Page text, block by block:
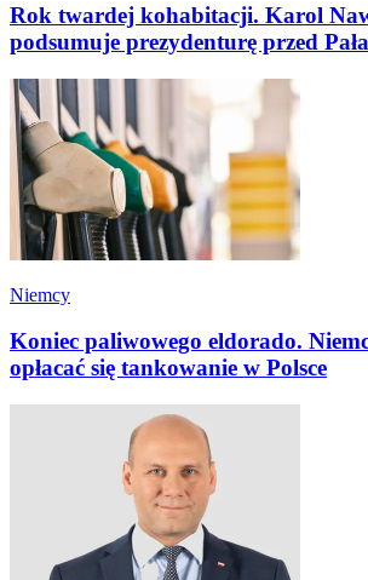
Rok twardej kohabitacji. Karol
podsumuje prezydenturę przed
Niemcy
Koniec paliwowego eldorado.
opłacać się tankowanie w Polsce